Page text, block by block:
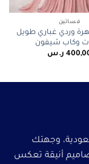
فساتين
وردي غباري طويل
وكاب شيفون
ر.س
وجهتك
أنيقة تعكس